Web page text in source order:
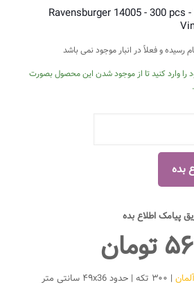
Ravensburger 14005 - 300 pcs
رسیده و فعلاً در انبار موجود نمی باشد
را وارد کنید تا از موجود شدن این محصول بصورت
پیامک اطلاع بده
تومان
| ۳۰۰ تکه | حدود ۴۹x36 سانتی متر